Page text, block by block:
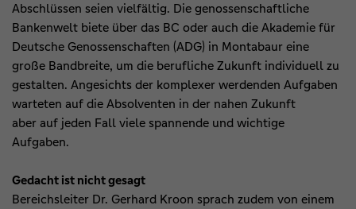
Abschlüssen seien vielfältig. Die genossenschaftliche
Bankenwelt biete über das BC oder auch die Akademie für
Deutsche Genossenschaften (ADG) in Montabaur eine
große Bandbreite, um die berufliche Zukunft individuell zu
gestalten. Angesichts der komplexer werdenden Aufgaben
warteten auf die Absolventen in der nahen Zukunft
aber auf jeden Fall viele spannende und wichtige
Aufgaben.
Gedacht ist nicht gesagt
Bereichsleiter Dr. Gerhard Kroon sprach zudem von einem